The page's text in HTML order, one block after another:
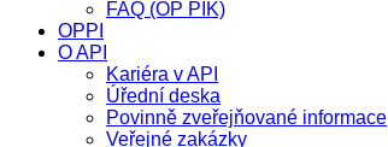
FAQ (OP PIK)
OPPI
O API
Kariéra v API
Úřední deska
Povinně zveřejňované informace
Veřejné zakázky